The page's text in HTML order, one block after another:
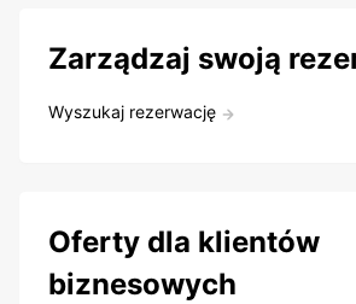
Zarządzaj swoją
Wyszukaj rezerwację
Oferty dla klientów
biznesowych